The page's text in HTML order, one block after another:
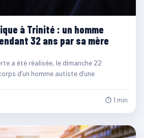
à Trinité : un homme
32 ans par sa mère
a été réalisée, le dimanche 22
d’un homme autiste d’une
⏱ 1 min